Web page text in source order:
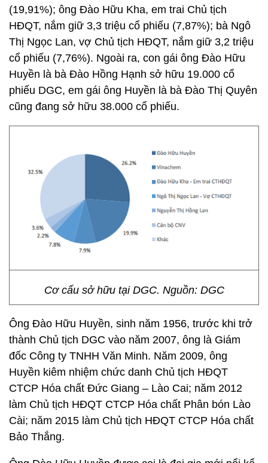
(19,91%); ông Đào Hữu Kha, em trai Chủ tịch
HĐQT, nắm giữ 3,3 triệu cổ phiếu (7,87%); bà Ngô
Thị Ngọc Lan, vợ Chủ tịch HĐQT, nắm giữ 3,2 triệu
cổ phiếu (7,76%). Ngoài ra, con gái ông Đào Hữu
Huyền là bà Đào Hồng Hạnh sở hữu 19.000 cổ
phiếu DGC, em gái ông Huyền là bà Đào Thị Quyên
cũng đang sở hữu 38.000 cổ phiếu.
Cơ cấu sở hữu tại DGC. Nguồn: DGC
Ông Đào Hữu Huyền, sinh năm 1956, trước khi trở
thành Chủ tịch DGC vào năm 2007, ông là Giám
đốc Công ty TNHH Văn Minh. Năm 2009, ông
Huyền kiêm nhiệm chức danh Chủ tịch HĐQT
CTCP Hóa chất Đức Giang – Lào Cai; năm 2012
làm Chủ tịch HĐQT CTCP Hóa chất Phân bón Lào
Cài; năm 2015 làm Chủ tịch HĐQT CTCP Hóa chất
Bảo Thắng.